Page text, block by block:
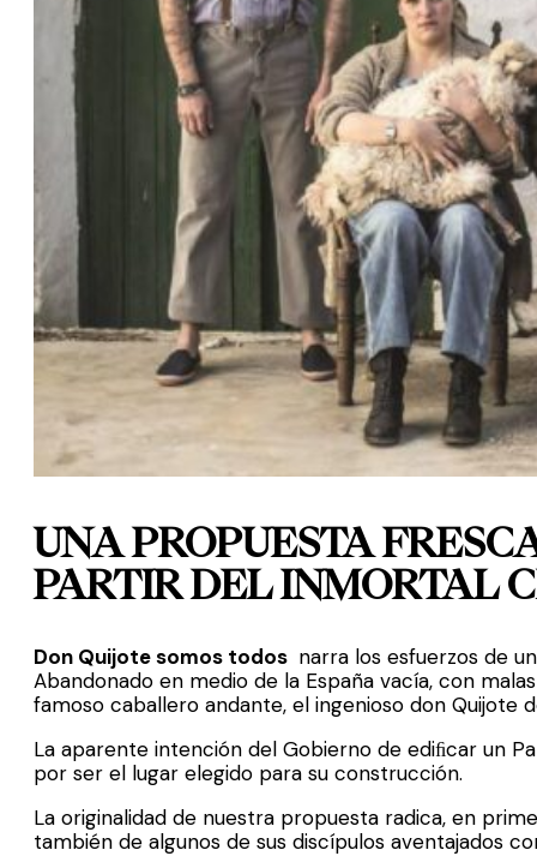
UNA PROPUESTA
PARTIR DEL INMORTAL
Don Quijote somos todos narra los esfuerzos de
Abandonado en medio de la España vacía, con
famoso caballero andante, el ingenioso don Quijote
La aparente intención del Gobierno de ediﬁcar un
por ser el lugar elegido para su construcción.
La originalidad de nuestra propuesta radica, en
también de algunos de sus discípulos aventajados